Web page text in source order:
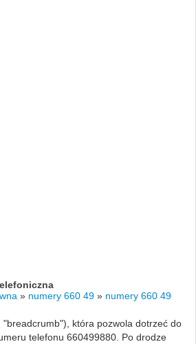
» numery 660 49 » numery 660 49
"breadcrumb"), która pozwola dotrzeć do
telefonu 660499880. Po drodze